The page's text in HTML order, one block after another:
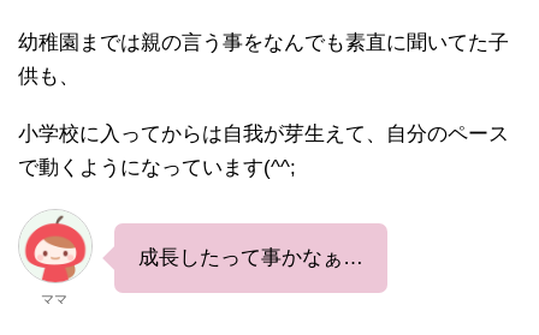
幼稚園までは親の言う事をなんでも素直に聞いてた子
供も、
小学校に入ってからは自我が芽生えて、自分のペース
で動くようになっています(^^;
ママ
成長したって事かなぁ…